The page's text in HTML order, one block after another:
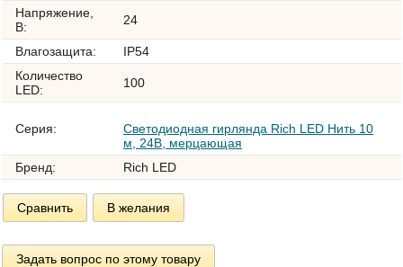
Напряжение,
В:
24
Влагозащита:
IP54
Количество
LED:
100
Серия:
Светодиодная гирлянда Rich LED Нить 10
м, 24В, мерцающая
Бренд:
Rich LED
Сравнить В желания
Задать вопрос по этому товару